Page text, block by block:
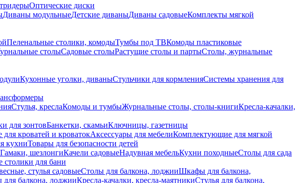
Оптические диски
Диваны модульныеДетские диваныДиваны садовыеКомплекты мягкой
Пеленальные столики, комодыТумбы под ТВКомоды пластиковые
столыСадовые столыРастущие столы и партыСтолы, журнальные
Кухонные уголки, диваныСтульчики для кормленияСистемы хранения для
Стулья, креслаКомоды и тумбыЖурнальные столы, столы-книгиКресла-качалки,
для зонтовБанкетки, скамьиКлючницы, газетницы
кроватей и кроватокАксессуары для мебелиКомплектующие для мягкой
кухниТовары для безопасности детей
Гамаки, шезлонгиКачели садовыеНадувная мебельКухни походныеСтолы для сада
для бани
стулья садовыеСтолы для балкона, лоджииШкафы для балкона,
для балкона, лоджииКресла-качалки, кресла-маятникиСтулья для балкона,